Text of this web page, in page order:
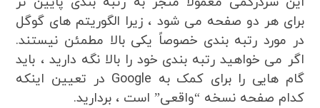
برای هر دو صفحه می شود ، زیرا الگوریتم های گوگل
در مورد رتبه بندی خصوصاً یکی بالا مطمئن نیستند.
اگر می خواهید رتبه بندی خود را بالا نگه دارید ، باید
گام هایی را برای کمک به Google در تعیین اینکه
کدام صفحه نسخه “واقعی” است ، بردارید.